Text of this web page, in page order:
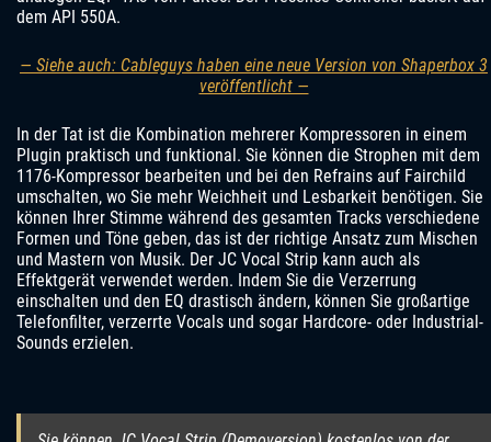
dem API 550A.
— Siehe auch: Cableguys haben eine neue Version von Shaperbox 3
veröffentlicht —
In der Tat ist die Kombination mehrerer Kompressoren in einem
Plugin praktisch und funktional. Sie können die Strophen mit dem
1176-Kompressor bearbeiten und bei den Refrains auf Fairchild
umschalten, wo Sie mehr Weichheit und Lesbarkeit benötigen. Sie
können Ihrer Stimme während des gesamten Tracks verschiedene
Formen und Töne geben, das ist der richtige Ansatz zum Mischen
und Mastern von Musik. Der JC Vocal Strip kann auch als
Effektgerät verwendet werden. Indem Sie die Verzerrung
einschalten und den EQ drastisch ändern, können Sie großartige
Telefonfilter, verzerrte Vocals und sogar Hardcore- oder Industrial-
Sounds erzielen.